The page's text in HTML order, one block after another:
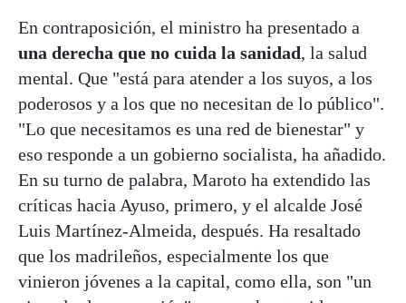
En contraposición, el ministro ha presentado a
una derecha que no cuida la sanidad, la salud
mental. Que "está para atender a los suyos, a los
poderosos y a los que no necesitan de lo público".
"Lo que necesitamos es una red de bienestar" y
eso responde a un gobierno socialista, ha añadido.
En su turno de palabra, Maroto ha extendido las
críticas hacia Ayuso, primero, y el alcalde José
Luis Martínez-Almeida, después. Ha resaltado
que los madrileños, especialmente los que
vinieron jóvenes a la capital, como ella, son "un